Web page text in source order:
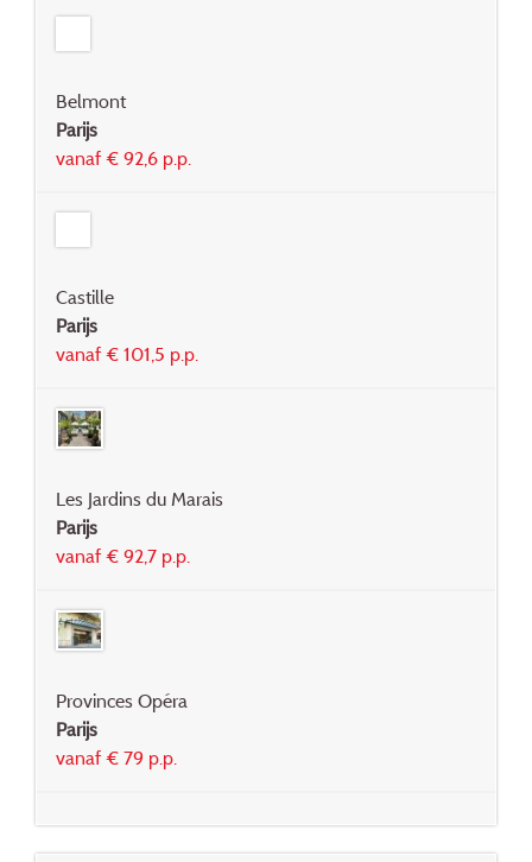
Belmont
Parijs
vanaf € 92,6 p.p.
Castille
Parijs
vanaf € 101,5 p.p.
Les Jardins du Marais
Parijs
vanaf € 92,7 p.p.
Provinces Opéra
Parijs
vanaf € 79 p.p.